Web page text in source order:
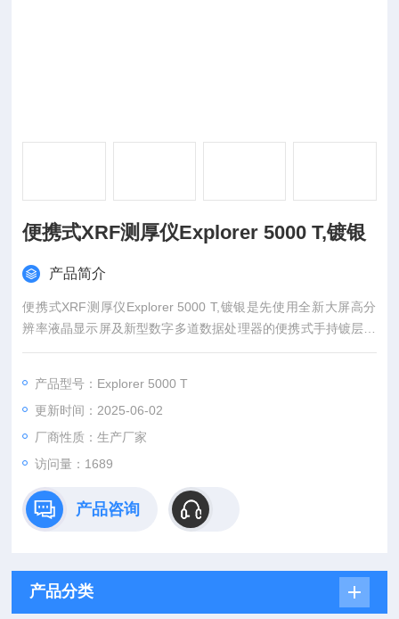
便携式XRF测厚仪Explorer 5000 T,镀银
产品简介
便携式XRF测厚仪Explorer 5000 T,镀银是先使用全新大屏高分
辨率液晶显示屏及新型数字多道数据处理器的便携式手持镀层测
厚分析仪。EXPLORER 5000T可对大面积镀层产品进行膜厚分
能，堪比台式机。
产品型号：Explorer 5000 T
更新时间：2025-06-02
厂商性质：生产厂家
访问量：1689
产品咨询
产品分类